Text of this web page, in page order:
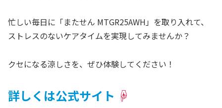
忙しい毎日に「またせん MTGR25AWH」を取り入れて、
ストレスのないケアタイムを実現してみませんか？
クセになる涼しさを、ぜひ体験してください！
詳しくは公式サイト ☟